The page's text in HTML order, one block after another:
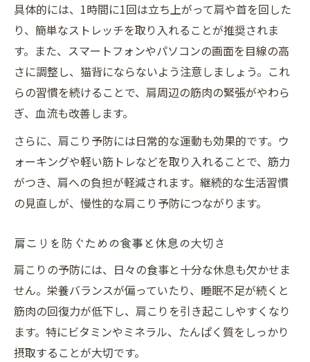
き方
肩こりを一瞬で和らげるストレッチ実践法
肩こり予防には筋トレも効果的な理由
肩こり予防に有効な筋トレとその効果を解
説
グ法
肩こり予防筋トレ初心者でもできる簡単メ
ニュー
かす
肩こり予防のための無理なく続けられる筋
トレ
肩こりに効く正しい姿勢のポイント
肩こり予防に欠かせない正しい座り方のコ
ツ
具体的には、1時間に1回は立ち上がって肩や首を回した
り、簡単なストレッチを取り入れることが推奨されま
す。また、スマートフォンやパソコンの画面を目線の高
さに調整し、猫背にならないよう注意しましょう。これ
らの習慣を続けることで、肩周辺の筋肉の緊張がやわら
ぎ、血流も改善します。
さらに、肩こり予防には日常的な運動も効果的です。ウ
ォーキングや軽い筋トレなどを取り入れることで、筋力
がつき、肩への負担が軽減されます。継続的な生活習慣
の見直しが、慢性的な肩こり予防につながります。
肩こりを防ぐための食事と休息の大切さ
肩こりの予防には、日々の食事と十分な休息も欠かせま
せん。栄養バランスが偏っていたり、睡眠不足が続くと
筋肉の回復力が低下し、肩こりを引き起こしやすくなり
ます。特にビタミンやミネラル、たんぱく質をしっかり
摂取することが大切です。